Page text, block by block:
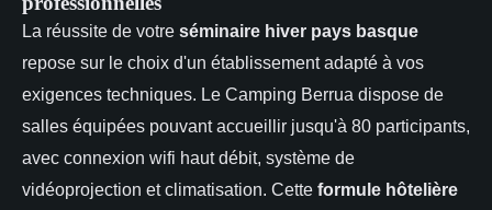
La réussite de votre séminaire hiver pays basque
repose sur le choix d'un établissement adapté à vos
exigences techniques. Le Camping Berrua dispose de
salles équipées pouvant accueillir jusqu'à 80 participants,
avec connexion wifi haut débit, système de
vidéoprojection et climatisation. Cette formule hôtelière